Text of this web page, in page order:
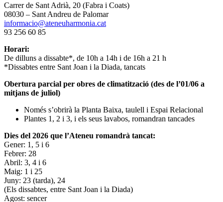
Carrer de Sant Adrià, 20 (Fabra i Coats)
08030 – Sant Andreu de Palomar
informacio@ateneuharmonia.cat
93 256 60 85
Horari:
De dilluns a dissabte*, de 10h a 14h i de 16h a 21 h
*Dissabtes entre Sant Joan i la Diada, tancats
Obertura parcial per obres de climatització (des de l’01/06 a
mitjans de juliol)
Només s’obrirà la Planta Baixa, taulell i Espai Relacional
Plantes 1, 2 i 3, i els seus lavabos, romandran tancades
Dies del 2026 que l’Ateneu romandrà tancat:
Gener: 1, 5 i 6
Febrer: 28
Abril: 3, 4 i 6
Maig: 1 i 25
Juny: 23 (tarda), 24
(Els dissabtes, entre Sant Joan i la Diada)
Agost: sencer